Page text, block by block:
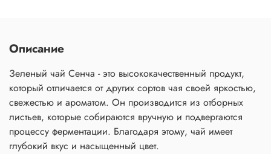
Описание
Зеленый чай Сенча - это высококачественный продукт,
который отличается от других сортов чая своей яркостью,
свежестью и ароматом. Он производится из отборных
листьев, которые собираются вручную и подвергаются
процессу ферментации. Благодаря этому, чай имеет
глубокий вкус и насыщенный цвет.